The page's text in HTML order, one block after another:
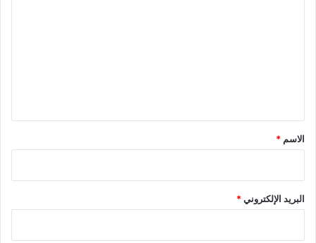
*
الاسم *
البريد الإلكتروني*